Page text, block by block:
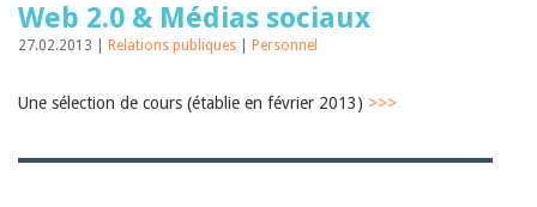
Web 2.0 & Médias sociaux
27.02.2013 | Relations publiques Personnel
Une sélection de cours (établie en février 2013) >>>